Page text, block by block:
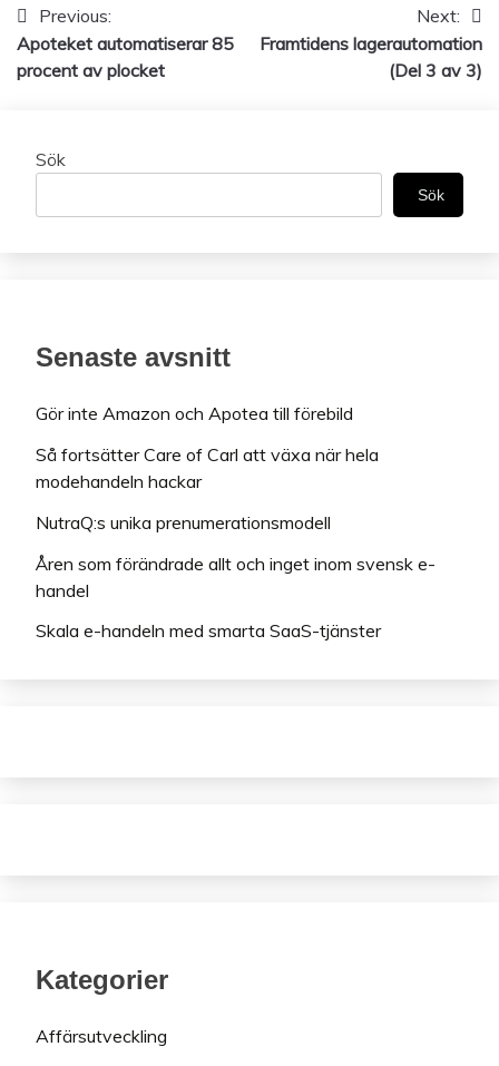
Inläggsnavigering
Previous:
Apoteket automatiserar 85
procent av plocket
Next:
Framtidens lagerautomation
(Del 3 av 3)
Sök
Sök
Senaste avsnitt
Gör inte Amazon och Apotea till förebild
Så fortsätter Care of Carl att växa när hela
modehandeln hackar
NutraQ:s unika prenumerationsmodell
Åren som förändrade allt och inget inom svensk e-
handel
Skala e-handeln med smarta SaaS-tjänster
Kategorier
Affärsutveckling